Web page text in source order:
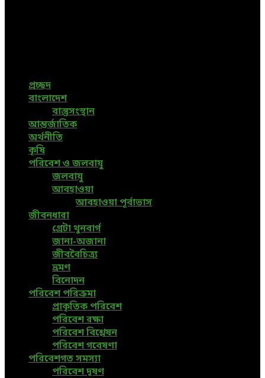
প্রচ্ছদ
বাংলাদেশ
বাস্তুসংস্থান
আন্তর্জাতিক
অর্থনীতি
কৃষি
পরিবেশ ও জলবায়ু
জলবায়ু
আবহাওয়া
আবহাওয়া পূর্বাভাস
জীবনধারা
গ্রেটা থুনবার্গ
জানা-অজানা
জীববৈচিত্র্য
ভ্রমণ
বিনোদন
পরিবেশ পরিক্রমা
প্রাকৃতিক পরিবেশ
পরিবেশ রক্ষা
পরিবেশ বিশ্লেষন
পরিবেশ গবেষণা
পরিবেশগত সমস্যা
পরিবেশ দূষণ